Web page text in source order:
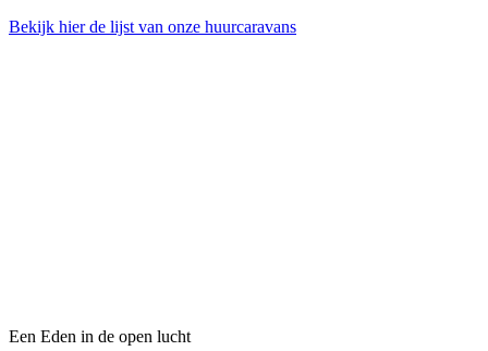
Bekijk hier de lijst van onze huurcaravans
Een Eden in de open lucht